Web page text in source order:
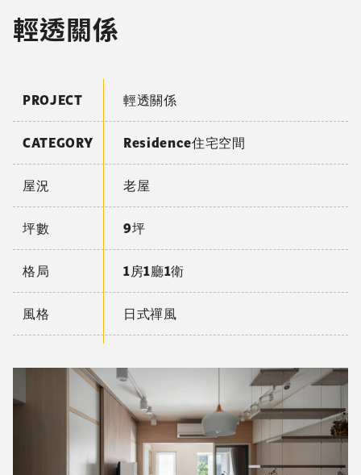
輕透關係
PROJECT 輕透關係
CATEGORY Residence住宅空間
屋況 老屋
坪數 9坪
格局 1房1廳1衛
風格 日式禪風